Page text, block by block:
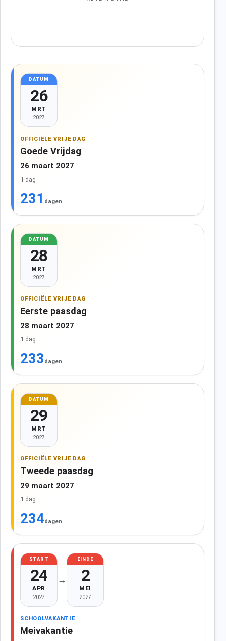
DATUM
26
MRT
2027
OFFICIËLE VRIJE DAG
Goede Vrijdag
26 maart 2027
1 dag
231 dagen
DATUM
28
MRT
2027
OFFICIËLE VRIJE DAG
Eerste paasdag
28 maart 2027
1 dag
233 dagen
DATUM
29
MRT
2027
OFFICIËLE VRIJE DAG
Tweede paasdag
29 maart 2027
1 dag
234dagen
START
24
APR
2027
→
EINDE
2
MEI
2027
SCHOOLVAKANTIE
Meivakantie